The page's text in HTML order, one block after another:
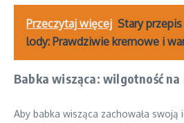
Przeczytaj więcej Stary przepis
lody: Prawdziwie kremowe i
Babka wisząca: wilgotność na
Aby babka wisząca zachowała